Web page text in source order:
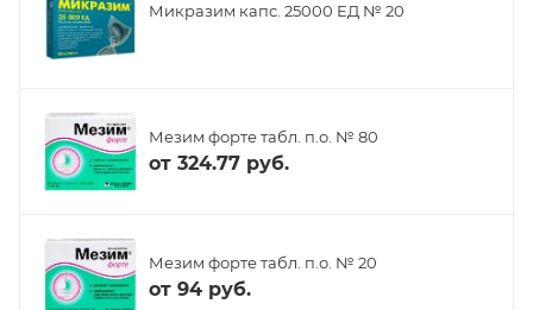
Микразим капс. 25000 ЕД № 20
Мезим форте табл. п.о. № 80
от 324.77 руб.
Мезим форте табл. п.о. № 20
от 94 руб.